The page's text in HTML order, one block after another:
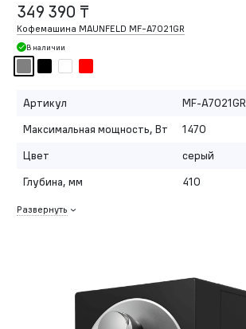
349 390 ₸
Кофемашина MAUNFELD MF-A7021GR
В наличии
Артикул
MF-A7021GR
Максимальная мощность, Вт
1470
Цвет
серый
Глубина, мм
410
Развернуть